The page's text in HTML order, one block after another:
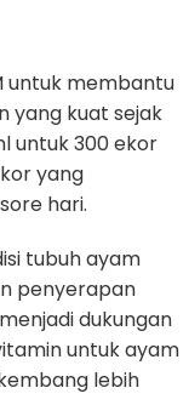
untuk membantu
yang kuat sejak
untuk 300 ekor
yang
hari.
tubuh ayam
penyerapan
dukungan
untuk ayam
lebih